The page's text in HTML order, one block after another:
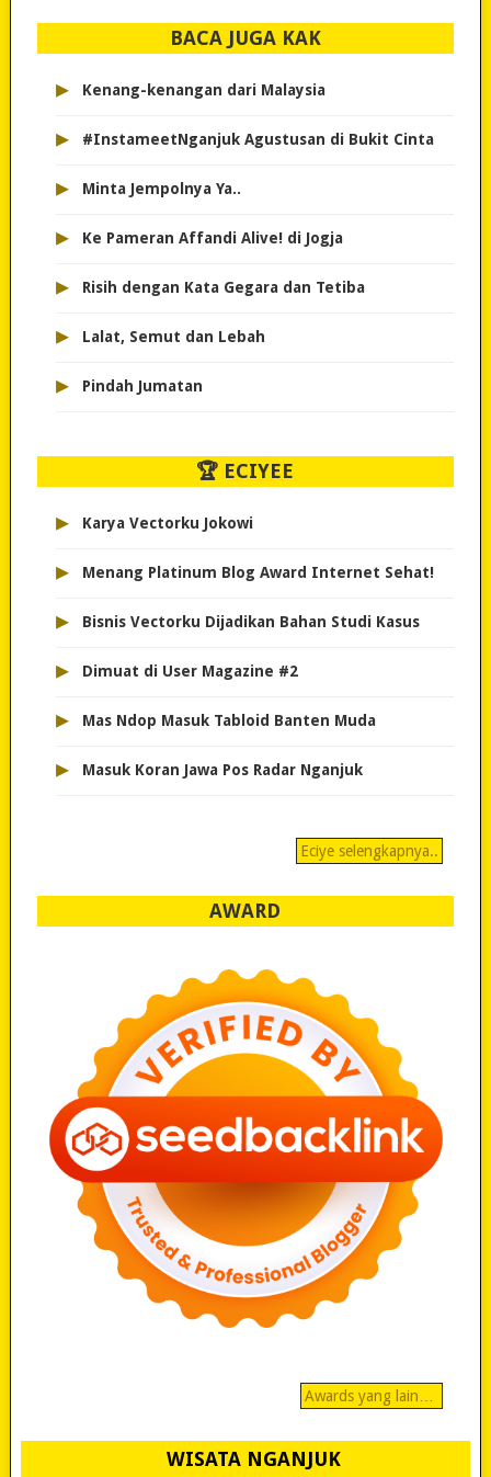
BACA JUGA KAK
▸ Kenang-kenangan dari Malaysia
▸ #InstameetNganjuk Agustusan di Bukit Cinta
▸ Minta Jempolnya Ya..
▸ Ke Pameran Affandi Alive! di Jogja
▸ Risih dengan Kata Gegara dan Tetiba
▸ Lalat, Semut dan Lebah
▸ Pindah Jumatan
🏆 ECIYEE
▸ Karya Vectorku Jokowi
▸ Menang Platinum Blog Award Internet Sehat!
▸ Bisnis Vectorku Dijadikan Bahan Studi Kasus
▸ Dimuat di User Magazine #2
▸ Mas Ndop Masuk Tabloid Banten Muda
▸ Masuk Koran Jawa Pos Radar Nganjuk
Eciye selengkapnya..
AWARD
Awards yang lain…
WISATA NGANJUK